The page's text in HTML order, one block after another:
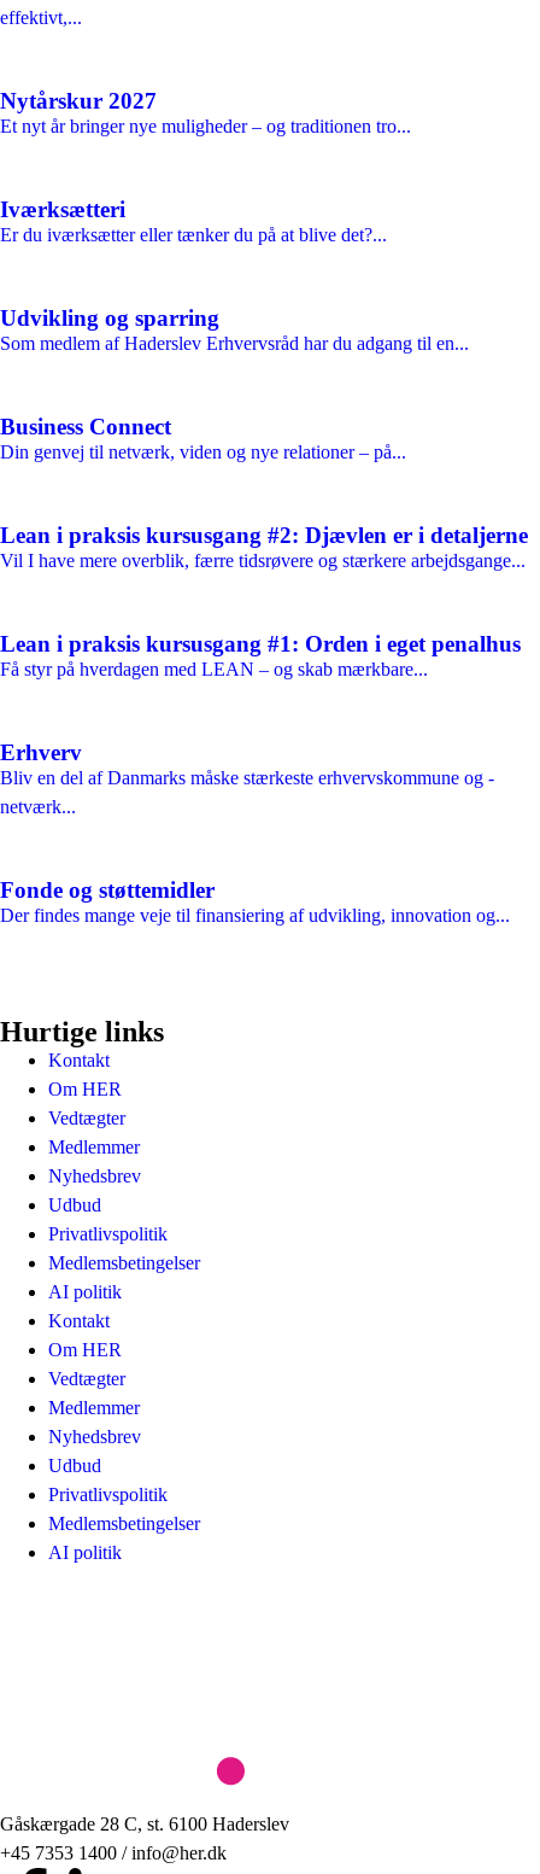
effektivt,...
Nytårskur 2027
Et nyt år bringer nye muligheder – og traditionen tro...
Iværksætteri
Er du iværksætter eller tænker du på at blive det?...
Udvikling og sparring
Som medlem af Haderslev Erhvervsråd har du adgang til en...
Business Connect
Din genvej til netværk, viden og nye relationer – på...
Lean i praksis kursusgang #2: Djævlen er i detaljerne
Vil I have mere overblik, færre tidsrøvere og stærkere arbejdsgange...
Lean i praksis kursusgang #1: Orden i eget penalhus
Få styr på hverdagen med LEAN – og skab mærkbare...
Erhverv
Bliv en del af Danmarks måske stærkeste erhvervskommune og -
netværk...
Fonde og støttemidler
Der findes mange veje til finansiering af udvikling, innovation og...
Hurtige links
Kontakt
Om HER
Vedtægter
Medlemmer
Nyhedsbrev
Udbud
Privatlivspolitik
Medlemsbetingelser
AI politik
Kontakt
Om HER
Vedtægter
Medlemmer
Nyhedsbrev
Udbud
Privatlivspolitik
Medlemsbetingelser
AI politik
Gåskærgade 28 C, st. 6100 Haderslev
+45 7353 1400 / info@her.dk